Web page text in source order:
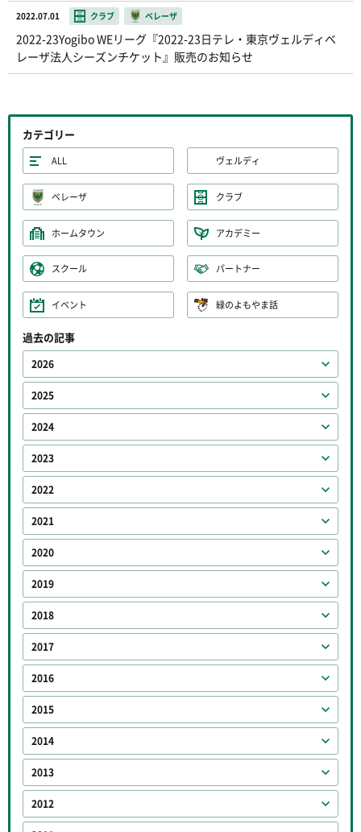
2022.07.01 クラブ ベレーザ
2022-23Yogibo WEリーグ『2022-23日テレ・東京ヴェルディベ
レーザ法人シーズンチケット』販売のお知らせ
カテゴリー
ALL ヴェルディ
ベレーザ クラブ
ホームタウン アカデミー
スクール パートナー
イベント 緑のよもやま話
過去の記事
2026
2025
2024
2023
2022
2021
2020
2019
2018
2017
2016
2015
2014
2013
2012